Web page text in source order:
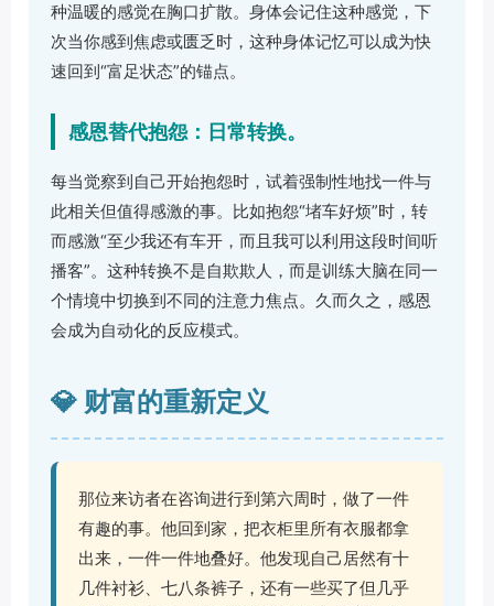
种温暖的感觉在胸口扩散。身体会记住这种感觉，下
次当你感到焦虑或匮乏时，这种身体记忆可以成为快
速回到“富足状态”的锚点。
感恩替代抱怨：日常转换。
每当觉察到自己开始抱怨时，试着强制性地找一件与
此相关但值得感激的事。比如抱怨“堵车好烦”时，转
而感激“至少我还有车开，而且我可以利用这段时间听
播客”。这种转换不是自欺欺人，而是训练大脑在同一
个情境中切换到不同的注意力焦点。久而久之，感恩
会成为自动化的反应模式。
💎 财富的重新定义
那位来访者在咨询进行到第六周时，做了一件
有趣的事。他回到家，把衣柜里所有衣服都拿
出来，一件一件地叠好。他发现自己居然有十
几件衬衫、七八条裤子，还有一些买了但几乎